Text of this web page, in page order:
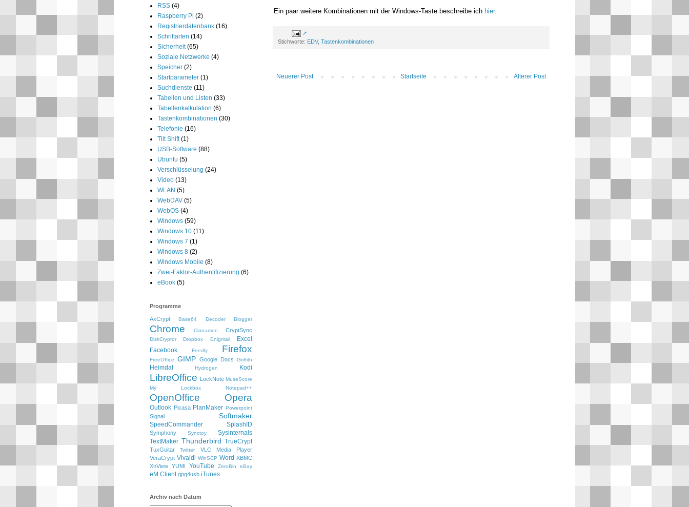
Ein paar weitere Kombinationen mit der Windows-Taste beschreibe ich hier.
Stichworte: EDV, Tastenkombinationen
Neuerer Post Älterer Post
Startseite
RSS (4)
Raspberry Pi (2)
Registrierdatenbank (16)
Schriftarten (14)
Sicherheit (65)
Soziale Netzwerke (4)
Speicher (2)
Startparameter (1)
Suchdienste (11)
Tabellen und Listen (33)
Tabellenkalkulation (6)
Tastenkombinationen (30)
Telefonie (16)
Tilt Shift (1)
USB-Software (88)
Ubuntu (5)
Verschlüsselung (24)
Video (13)
WLAN (5)
WebDAV (5)
WebOS (4)
Windows (59)
Windows 10 (11)
Windows 7 (1)
Windows 8 (2)
Windows Mobile (8)
Zwei-Faktor-Authentifizierung (6)
eBook (5)
Programme
AxCrypt Base64 Decoder Blogger
Chrome Cinnamon CryptSync
DiskCryptor Dropbox Enigmail
Excel
Facebook
Feedly Firefox
FreeOffice GIMP Google Docs Griffith
Heimdal Hydrogen Kodi
LibreOffice LockNote MuseScore
My Lockbox
Notepad++
OpenOffice Opera
Outlook Picasa PlanMaker Powerpoint
Signal Softmaker
SpeedCommander SplashID
Symphony Synctoy
Sysinternals
TextMaker Thunderbird TrueCrypt
TuxGuitar Twitter
VLC Media Player
VeraCrypt Vivaldi WinSCP Word XBMC
XnView YUMI YouTube ZeroBin eBay
eM Client gpg4usb iTunes
Archiv nach Datum